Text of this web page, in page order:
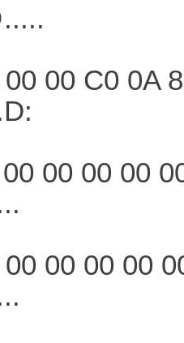
00 C0 0A
00 00 00
00 00 00